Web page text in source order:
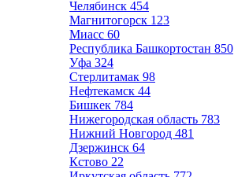
Челябинск 454
Магнитогорск 123
Миасс 60
Республика Башкортостан 850
Уфа 324
Стерлитамак 98
Нефтекамск 44
Бишкек 784
Нижегородская область 783
Нижний Новгород 481
Дзержинск 64
Кстово 22